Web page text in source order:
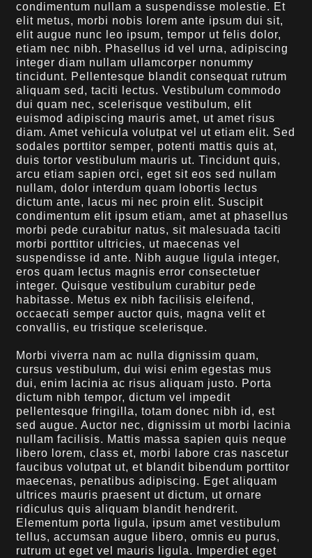
condimentum nullam a suspendisse molestie. Et
elit metus, morbi nobis lorem ante ipsum dui sit,
elit augue nunc leo ipsum, tempor ut felis dolor,
etiam nec nibh. Phasellus id vel urna, adipiscing
integer diam nullam ullamcorper nonummy
tincidunt. Pellentesque blandit consequat rutrum
aliquam sed, taciti lectus. Vestibulum commodo
dui quam nec, scelerisque vestibulum, elit
euismod adipiscing mauris amet, ut amet risus
diam. Amet vehicula volutpat vel ut etiam elit. Sed
sodales porttitor semper, potenti mattis quis at,
duis tortor vestibulum mauris ut. Tincidunt quis,
arcu etiam sapien orci, eget sit eos sed nullam
nullam, dolor interdum quam lobortis lectus
dictum ante, lacus mi nec proin elit. Suscipit
condimentum elit ipsum etiam, amet at phasellus
morbi pede curabitur natus, sit malesuada taciti
morbi porttitor ultricies, ut maecenas vel
suspendisse id ante. Nibh augue ligula integer,
eros quam lectus magnis error consectetuer
integer. Quisque vestibulum curabitur pede
habitasse. Metus ex nibh facilisis eleifend,
occaecati semper auctor quis, magna velit et
convallis, eu tristique scelerisque.
Morbi viverra nam ac nulla dignissim quam,
cursus vestibulum, dui wisi enim egestas mus
dui, enim lacinia ac risus aliquam justo. Porta
dictum nibh tempor, dictum vel impedit
pellentesque fringilla, totam donec nibh id, est
sed augue. Auctor nec, dignissim ut morbi lacinia
nullam facilisis. Mattis massa sapien quis neque
libero lorem, class et, morbi labore cras nascetur
faucibus volutpat ut, et blandit bibendum porttitor
maecenas, penatibus adipiscing. Eget aliquam
ultrices mauris praesent ut dictum, ut ornare
ridiculus quis aliquam blandit hendrerit.
Elementum porta ligula, ipsum amet vestibulum
tellus, accumsan augue libero, omnis eu purus,
rutrum ut eget vel mauris ligula. Imperdiet eget